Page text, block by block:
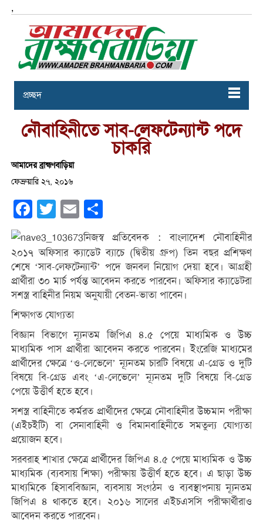
,
প্রচ্ছদ
নৌবাহিনীতে সাব-লেফটেন্যান্ট পদে
চাকরি
আমাদের ব্রাহ্মণবাড়িয়া
ফেব্রুয়ারি ২৭, ২০১৬
Facebook
Twitter Email
নিজস্ব প্রতিবেদক : বাংলাদেশ নৌবাহিনীর
২০১৭ অফিসার ক্যাডেট ব্যাচে (দ্বিতীয় গ্রুপ) তিন বছর প্রশিক্ষণ
শেষে ‘সাব-লেফটেন্যান্ট’ পদে জনবল নিয়োগ দেয়া হবে। আগ্রহী
প্রার্থীরা ৩০ মার্চ পর্যন্ত আবেদন করতে পারবেন। অফিসার ক্যাডেটরা
সশস্ত্র বাহিনীর নিয়ম অনুযায়ী বেতন-ভাতা পাবেন।
শিক্ষাগত যোগ্যতা
বিজ্ঞান বিভাগে ন্যূনতম জিপিএ ৪.৫ পেয়ে মাধ্যমিক ও উচ্চ
মাধ্যমিক পাস প্রার্থীরা আবেদন করতে পারবেন। ইংরেজি মাধ্যমের
প্রার্থীদের ক্ষেত্রে ‘ও-লেভেলে’ ন্যূনতম চারটি বিষয়ে এ-গ্রেড ও দুটি
বিষয়ে বি-গ্রেড এবং ‘এ-লেভেলে’ ন্যূনতম দুটি বিষয়ে বি-গ্রেড
পেয়ে উত্তীর্ণ হতে হবে।
সশস্ত্র বাহিনীতে কর্মরত প্রার্থীদের ক্ষেত্রে নৌবাহিনীর উচ্চমান পরীক্ষা
(এইচইটি) বা সেনাবাহিনী ও বিমানবাহিনীতে সমতুল্য যোগ্যতা
প্রয়োজন হবে।
সরবরাহ শাখার ক্ষেত্রে প্রার্থীদের জিপিএ ৪.৫ পেয়ে মাধ্যমিক ও উচ্চ
মাধ্যমিক (ব্যবসায় শিক্ষা) পরীক্ষায় উত্তীর্ণ হতে হবে। এ ছাড়া উচ্চ
মাধ্যমিকে হিসাববিজ্ঞান, ব্যবসায় সংগঠন ও ব্যবস্থাপনায় ন্যূনতম
জিপিএ ৪ থাকতে হবে। ২০১৬ সালের এইচএসসি পরীক্ষার্থীরাও
আবেদন করতে পারবেন।